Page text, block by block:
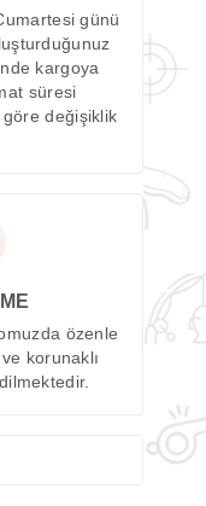
günü
kargoya
süresi
değişiklik
özenle
korunaklı